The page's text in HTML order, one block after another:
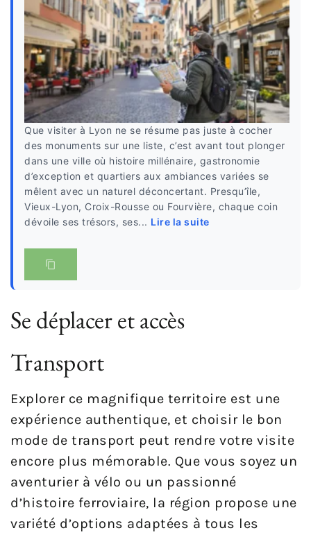
Que visiter à Lyon ne se résume pas juste à cocher
des monuments sur une liste, c’est avant tout plonger
dans une ville où histoire millénaire, gastronomie
d’exception et quartiers aux ambiances variées se
mêlent avec un naturel déconcertant. Presqu’île,
Vieux-Lyon, Croix-Rousse ou Fourvière, chaque coin
dévoile ses trésors, ses... Lire la suite
Se déplacer et accès
Transport
Explorer ce magnifique territoire est une
expérience authentique, et choisir le bon
mode de transport peut rendre votre visite
encore plus mémorable. Que vous soyez un
aventurier à vélo ou un passionné
d’histoire ferroviaire, la région propose une
variété d’options adaptées à tous les